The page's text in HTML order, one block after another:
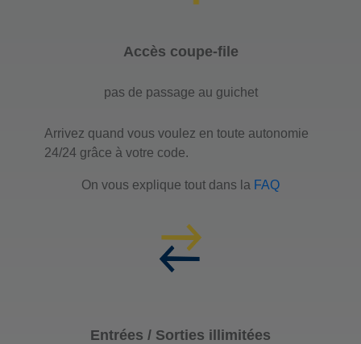
Accès coupe-file
pas de passage au guichet
Arrivez quand vous voulez en toute autonomie
24/24 grâce à votre code.
On vous explique tout dans la FAQ
Entrées / Sorties illimitées